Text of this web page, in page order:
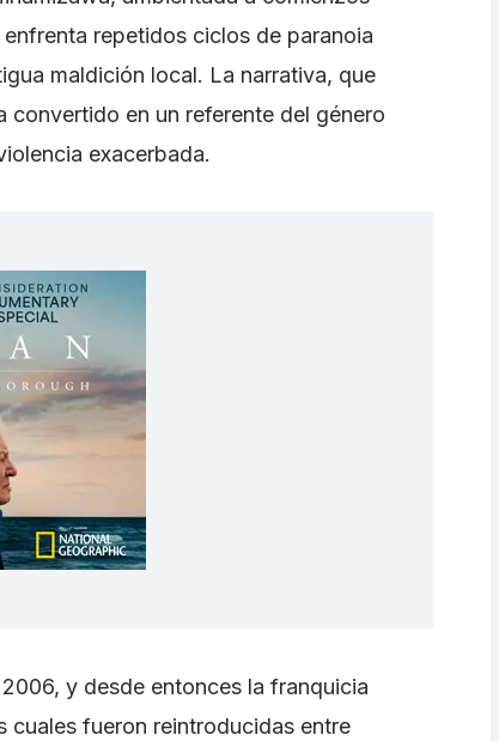
repetidos ciclos de paranoia
maldición local. La narrativa, que
convertido en un referente del género
exacerbada.
y desde entonces la franquicia
cuales fueron reintroducidas entre